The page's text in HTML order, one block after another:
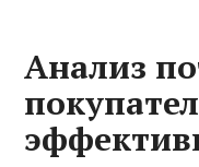
Анализ